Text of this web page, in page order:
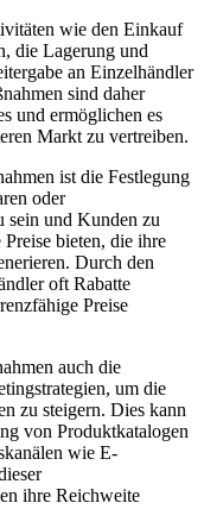
wie den Einkauf
die Lagerung und
an Einzelhändler
sind daher
und ermöglichen es
Markt zu vertreiben.
ist die Festlegung
oder
sein und Kunden zu
bieten, die ihre
Durch den
oft Rabatte
Preise
auch die
um die
zu steigern. Dies kann
von Produktkatalogen
wie E-
ihre Reichweite